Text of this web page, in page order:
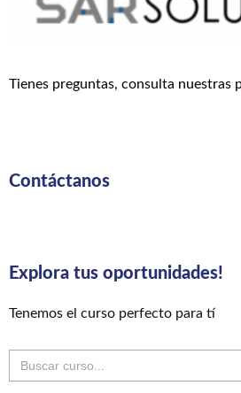
Tienes preguntas, consulta nuestras
Contáctanos
Explora tus oportunidades!
Tenemos el curso perfecto para tí
Buscar: